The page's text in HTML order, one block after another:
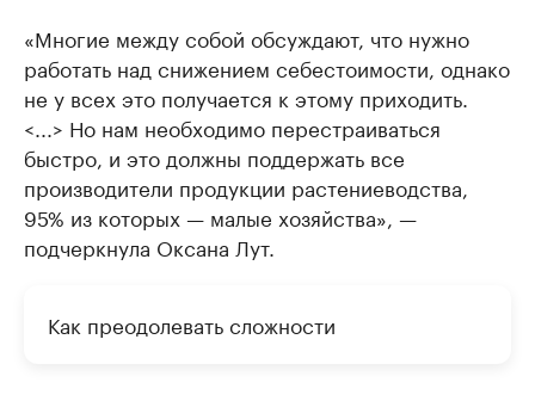
«Многие между собой обсуждают, что нужно
работать над снижением себестоимости, однако
не у всех это получается к этому приходить.
<...> Но нам необходимо перестраиваться
быстро, и это должны поддержать все
производители продукции растениеводства,
95% из которых — малые хозяйства», —
подчеркнула Оксана Лут.
Как преодолевать сложности